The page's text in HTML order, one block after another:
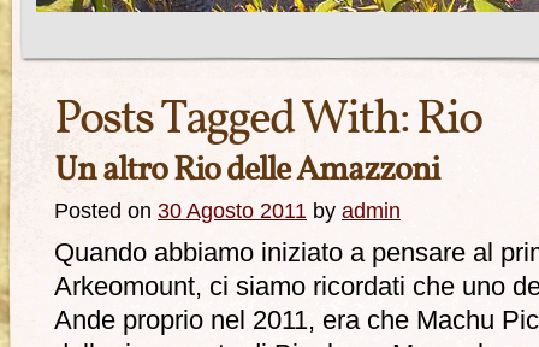
Posts Tagged With:Rio
Un altro Rio delle Amazzoni
Posted on 30 Agosto 2011 by admin
Quando abbiamo iniziato a pensare al
Arkeomount, ci siamo ricordati che uno
Ande proprio nel 2011, era che Machu